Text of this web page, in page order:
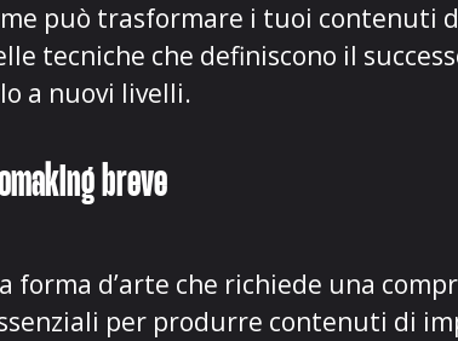
può trasformare i tuoi contenuti
tecniche che definiscono il
a nuovi livelli.
breve
forma d’arte che richiede una
per produrre contenuti di